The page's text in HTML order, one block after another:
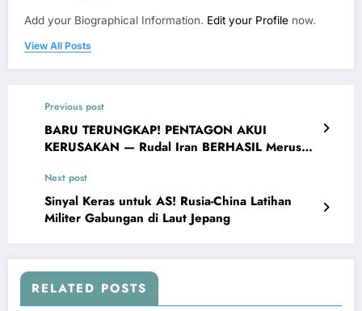
Add your Biographical Information. Edit your Profile now.
View All Posts
Previous post
BARU TERUNGKAP! PENTAGON AKUI
KERUSAKAN — Rudal Iran BERHASIL Merusak
Next post
Sinyal Keras untuk AS! Rusia-China Latihan
Militer Gabungan di Laut Jepang
RELATED POSTS